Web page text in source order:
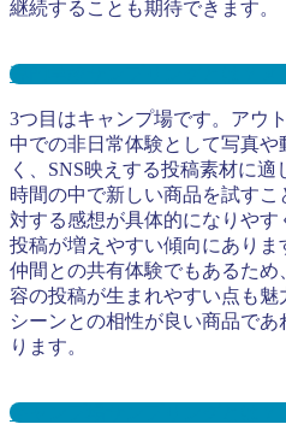
継続することも期待できます。
専門学校サンプリングとは？
3つ目はキャンプ場です。アウ
中での非日常体験として写真
く、SNS映えする投稿素材に
時間の中で新しい商品を試す
対する感想が具体的になりや
投稿が増えやすい傾向にあり
仲間との共有体験でもあるた
容の投稿が生まれやすい点も
シーンとの相性が良い商品で
ります。
キャンプ場サンプリングとは